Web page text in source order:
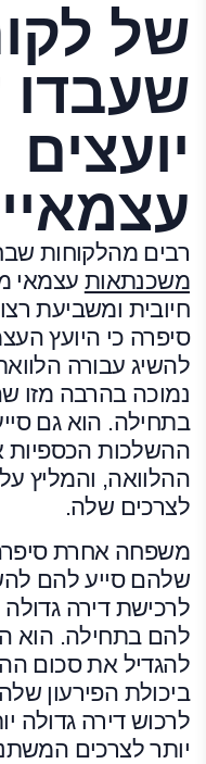
של
שעבדו
יועצים
רבים מהלקוחות
משכנתאות עצמאי
חיובית ומשביעת
סיפרה כי היועץ
להשיג עבורה
נמוכה בהרבה מזו
בתחילה. הוא גם
ההשלכות הכספיות
ההלוואה, והמליץ
לצרכים שלה.
משפחה אחרת
שלהם סייע להם
לרכישת דירה
להם בתחילה. הוא
להגדיל את סכום
ביכולת הפירעון
לרכוש דירה גדולה
יותר לצרכים